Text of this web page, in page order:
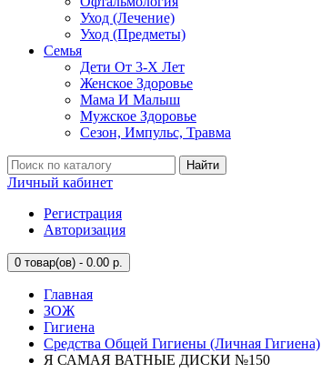
Уход (Лечение)
Уход (Предметы)
Семья
Дети От 3-Х Лет
Женское Здоровье
Мама И Малыш
Мужское Здоровье
Сезон, Импульс, Травма
Найти
Личный кабинет
Регистрация
Авторизация
0 товар(ов) - 0.00 р.
Главная
ЗОЖ
Гигиена
Средства Общей Гигиены (Личная Гигиена)
Я САМАЯ ВАТНЫЕ ДИСКИ №150